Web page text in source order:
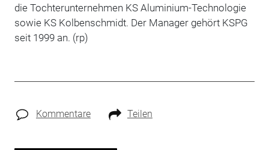
die Tochterunternehmen KS Aluminium-Technologie
sowie KS Kolbenschmidt. Der Manager gehört KSPG
seit 1999 an. (rp)
Kommentare Teilen